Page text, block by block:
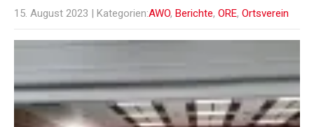
15. August 2023 | Kategorien:AWO, Berichte, ORE, Ortsverein